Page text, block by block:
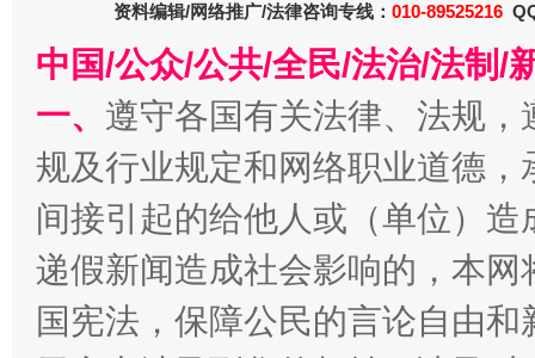
千年窑火 生生不息
资料编辑/网络推广/法律咨询专线： 010-89525216
中国/公众/公共/全民/法治/法制/
一、 遵守各国有关法律、法规
规及行业规定和网络职业道德
间接引起的给他人或（单位）
递假新闻造成社会影响的，本
国宪法，保障公民的言论自由